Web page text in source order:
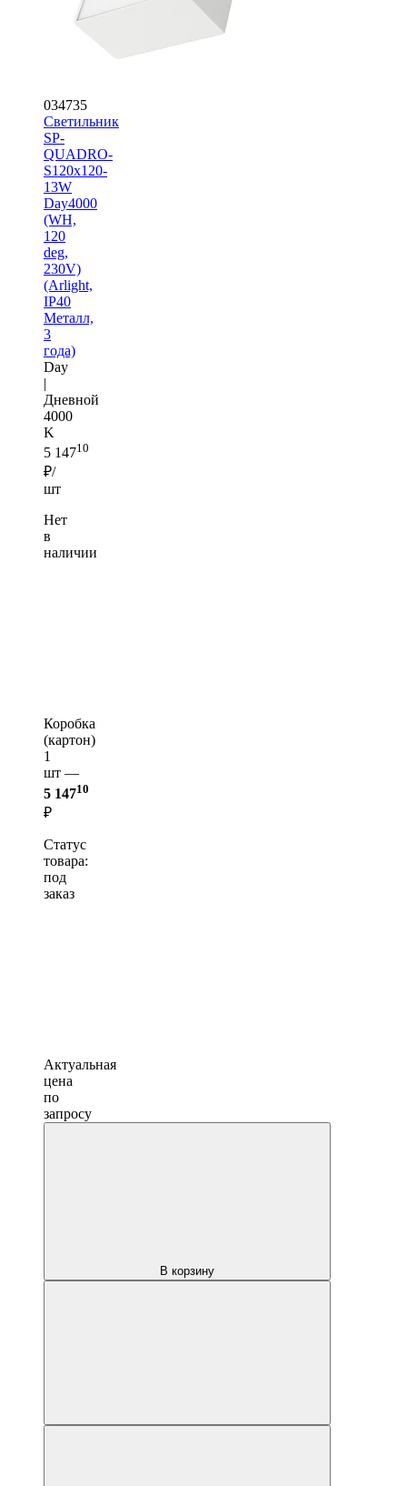
034735
Светильник
SP-
QUADRO-
S120x120-
13W
Day4000
(WH,
120
deg,
230V)
(Arlight,
IP40
Металл,
3
года)
Day
|
Дневной
4000
K
5 14710
₽/
шт
Нет
в
наличии
Коробка
(картон)
1
шт —
5 14710
₽
Статус
товара:
под
заказ
Актуальная
цена
по
запросу
В корзину